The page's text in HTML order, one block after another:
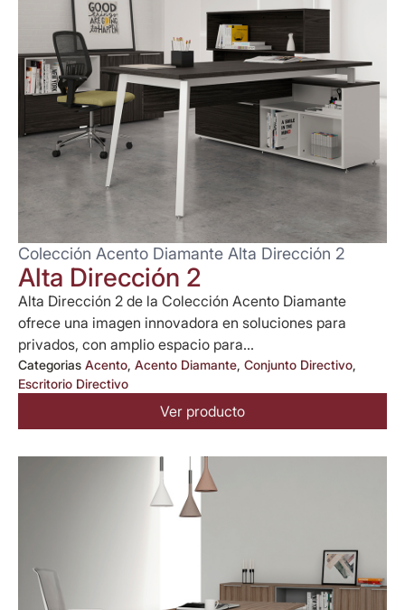
Colección Acento Diamante Alta Dirección 2
Alta Dirección 2
Alta Dirección 2 de la Colección Acento Diamante
ofrece una imagen innovadora en soluciones para
privados, con amplio espacio para...
Categorias Acento, Acento Diamante, Conjunto Directivo,
Escritorio Directivo
Ver producto